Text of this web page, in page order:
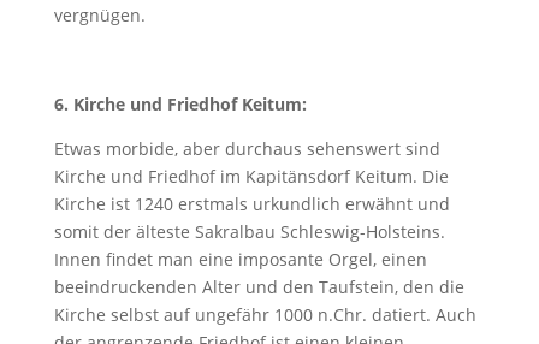
vergnügen.
6. Kirche und Friedhof Keitum:
Etwas morbide, aber durchaus sehenswert sind
Kirche und Friedhof im Kapitänsdorf Keitum. Die
Kirche ist 1240 erstmals urkundlich erwähnt und
somit der älteste Sakralbau Schleswig-Holsteins.
Innen findet man eine imposante Orgel, einen
beeindruckenden Alter und den Taufstein, den die
Kirche selbst auf ungefähr 1000 n.Chr. datiert. Auch